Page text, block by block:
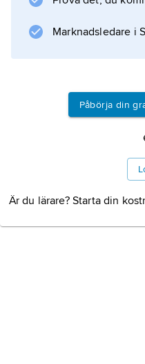
Marknadsledare i
Påbörja din
Är du lärare? Starta din